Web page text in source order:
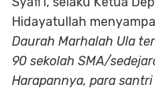
Hidayatullah
Daurah Marhalah Ula
90 sekolah SMA/
Harapannya, para